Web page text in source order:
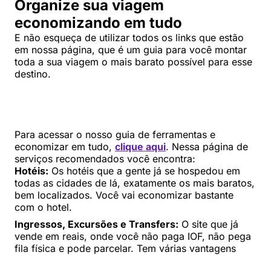
Organize sua viagem
economizando em tudo
E não esqueça de utilizar todos os links que estão
em nossa página, que é um guia para você montar
toda a sua viagem o mais barato possível para esse
destino.
Para acessar o nosso guia de ferramentas e
economizar em tudo, clique aqui. Nessa página de
serviços recomendados você encontra:
Hotéis: Os hotéis que a gente já se hospedou em
todas as cidades de lá, exatamente os mais baratos,
bem localizados. Você vai economizar bastante
com o hotel.
Ingressos, Excursões e Transfers: O site que já
vende em reais, onde você não paga IOF, não pega
fila física e pode parcelar. Tem várias vantagens